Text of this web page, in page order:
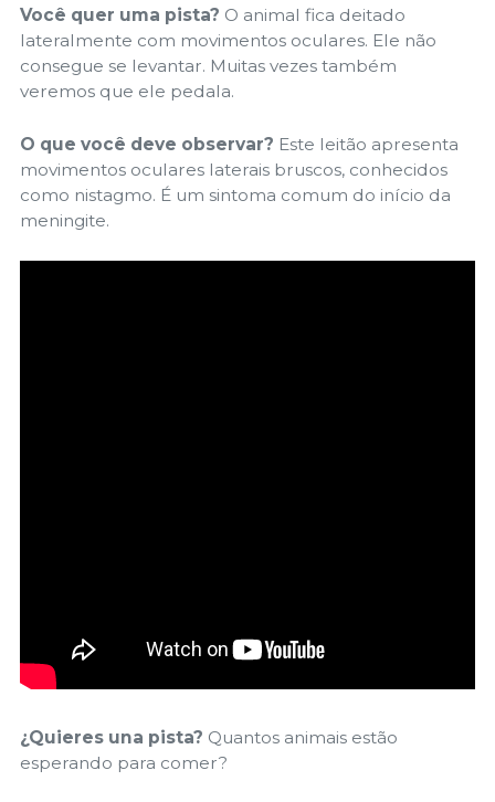
Você quer uma pista? O animal fica deitado
lateralmente com movimentos oculares. Ele não
consegue se levantar. Muitas vezes também
veremos que ele pedala.
O que você deve observar? Este leitão apresenta
movimentos oculares laterais bruscos, conhecidos
como nistagmo. É um sintoma comum do início da
meningite.
¿Quieres una pista? Quantos animais estão
esperando para comer?